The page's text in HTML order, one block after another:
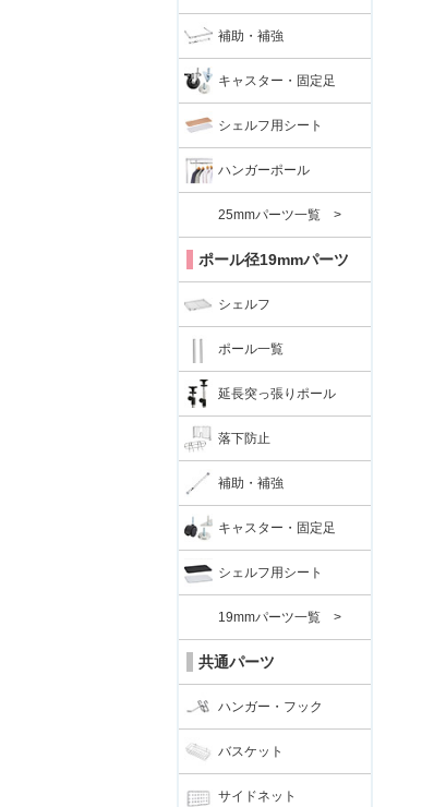
補助・補強
キャスター・固定足
シェルフ用シート
ハンガーポール
25mmパーツ一覧 >
ポール径19mmパーツ
シェルフ
ポール一覧
延長突っ張りポール
落下防止
補助・補強
キャスター・固定足
シェルフ用シート
19mmパーツ一覧 >
共通パーツ
ハンガー・フック
バスケット
サイドネット